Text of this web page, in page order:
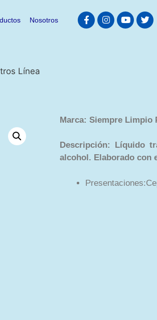
Nosotros
Línea
Marca: Siempre Limpio
Descripción: Líquido
alcohol. Elaborado con